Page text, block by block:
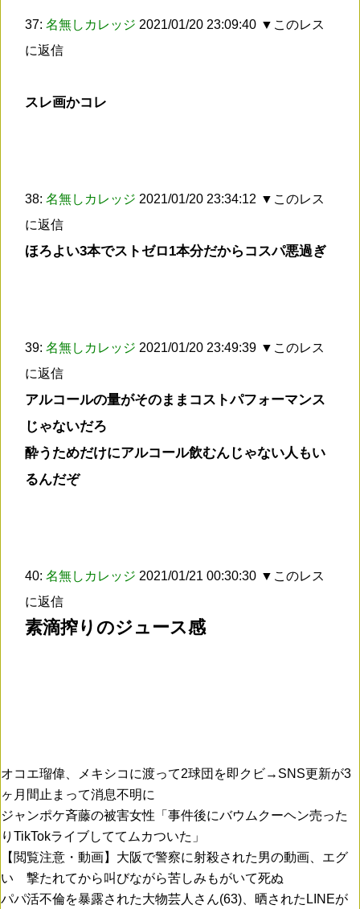
37: 名無しカレッジ 2021/01/20 23:09:40 ▼このレス
に返信
スレ画かコレ
38: 名無しカレッジ 2021/01/20 23:34:12 ▼このレス
に返信
ほろよい3本でストゼロ1本分だからコスパ悪過ぎ
39: 名無しカレッジ 2021/01/20 23:49:39 ▼このレス
に返信
アルコールの量がそのままコストパフォーマンス
じゃないだろ
酔うためだけにアルコール飲むんじゃない人もい
るんだぞ
40: 名無しカレッジ 2021/01/21 00:30:30 ▼このレス
に返信
素滴搾りのジュース感
オコエ瑠偉、メキシコに渡って2球団を即クビ→SNS更新が3
ヶ月間止まって消息不明に
ジャンポケ斉藤の被害女性「事件後にバウムクーヘン売った
りTikTokライブしててムカついた」
【閲覧注意・動画】大阪で警察に射殺された男の動画、エグ
い 撃たれてから叫びながら苦しみもがいて死ぬ
パパ活不倫を暴露された大物芸人さん(63)、晒されたLINEが